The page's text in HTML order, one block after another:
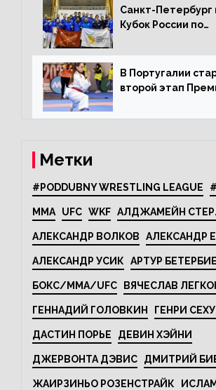
Санкт-Петербург
Кубок России по
В Португалии
второй этап
Метки
#PODDUBNY WRESTLING LEAGUE
MMA UFC WKF АЛДЖАМЕЙН
АЛЕКСАНДР ВОЛКОВ АЛЕКСАНДР
АЛЕКСАНДР УСИК АРТУР
БОКС/MMA/UFC ВЯЧЕСЛАВ
ГЕННАДИЙ ГОЛОВКИН ГЕНРИ
ДАСТИН ПОРЬЕ ДЕВИН ХЭЙНИ
ДЖЕРВОНТА ДЭВИС ДМИТРИЙ
ЖАИРЗИНЬО РОЗЕНСТРАЙК